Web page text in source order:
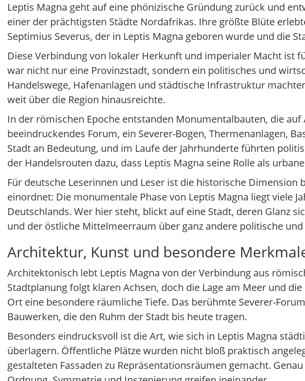
Leptis Magna geht auf eine phönizische Gründung zurück und
einer der prächtigsten Städte Nordafrikas. Ihre größte Blüte
Septimius Severus, der in Leptis Magna geboren wurde und die
Diese Verbindung von lokaler Herkunft und imperialer Macht ist
war nicht nur eine Provinzstadt, sondern ein politisches und
Handelswege, Hafenanlagen und städtische Infrastruktur
weit über die Region hinausreichte.
In der römischen Epoche entstanden Monumentalbauten, die
beeindruckendes Forum, ein Severer-Bogen, Thermenanlagen,
Stadt an Bedeutung, und im Laufe der Jahrhunderte führten
der Handelsrouten dazu, dass Leptis Magna seine Rolle als
Für deutsche Leserinnen und Leser ist die historische
einordnet: Die monumentale Phase von Leptis Magna liegt viele
Deutschlands. Wer hier steht, blickt auf eine Stadt, deren Glanz
und der östliche Mittelmeerraum über ganz andere politische
Architektur, Kunst und besondere
Architektonisch lebt Leptis Magna von der Verbindung aus
Stadtplanung folgt klaren Achsen, doch die Lage am Meer und
Ort eine besondere räumliche Tiefe. Das berühmte Severer-
Bauwerken, die den Ruhm der Stadt bis heute tragen.
Besonders eindrucksvoll ist die Art, wie sich in Leptis Magna
überlagern. Öffentliche Plätze wurden nicht bloß praktisch
gestalteten Fassaden zu Repräsentationsräumen gemacht.